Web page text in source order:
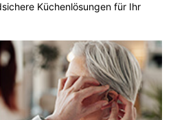
Küchenlösungen für Ihr